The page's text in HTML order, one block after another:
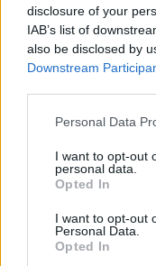
disclosure of your
IAB’s list of
also be disclosed by
Downstream
Please note that this
not limited to your
grant or deny
use your data for
consent section.
Personal Data
I want to opt-out
personal data.
Opted In
I want to opt-out
Personal Data.
Opted In
Az összeget csak
nem vették
kapcsolatos
valamint a film
Az
világon: játsszák
Hamburgban,
Amerikában